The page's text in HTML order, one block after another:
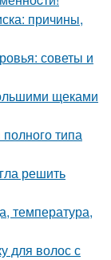
причины,
советы и
щеками
типа
решить
температура,
для волос с